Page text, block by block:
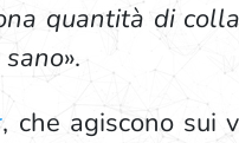
quantità di
».
, che agiscono sui